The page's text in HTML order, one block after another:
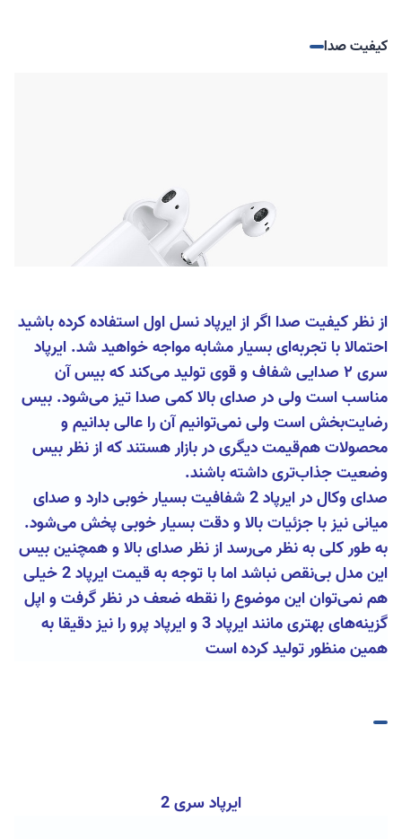
کیفیت صدا
از نظر کیفیت صدا اگر از ایرپاد نسل اول استفاده کرده باشید
احتمالا با تجربه‌ای بسیار مشابه مواجه خواهید شد. ایرپاد
سری ۲ صدایی شفاف و قوی تولید می‌کند که بیس آن
مناسب است ولی در صدای بالا کمی صدا تیز می‌شود. بیس
رضایت‌بخش است ولی نمی‌توانیم آن را عالی بدانیم و
محصولات هم‌قیمت دیگری در بازار هستند که از نظر بیس
وضعیت جذاب‌تری داشته باشند.
صدای وکال در ایرپاد 2 شفافیت بسیار خوبی دارد و صدای
میانی نیز با جزئیات بالا و دقت بسیار خوبی پخش می‌شود.
به طور کلی به نظر می‌رسد از نظر صدای بالا و همچنین بیس
این مدل بی‌نقص نباشد اما با توجه به قیمت ایرپاد 2 خیلی
هم نمی‌توان این موضوع را نقطه ضعف در نظر گرفت و اپل
گزینه‌های بهتری مانند ایرپاد 3 و ایرپاد پرو را نیز دقیقا به
همین منظور تولید کرده است
ایرپاد سری 2